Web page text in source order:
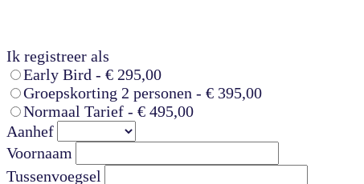
Ik registreer als
Early Bird - € 295,00
Groepskorting 2 personen - € 395,00
Normaal Tarief - € 495,00
Aanhef
Voornaam
Tussenvoegsel